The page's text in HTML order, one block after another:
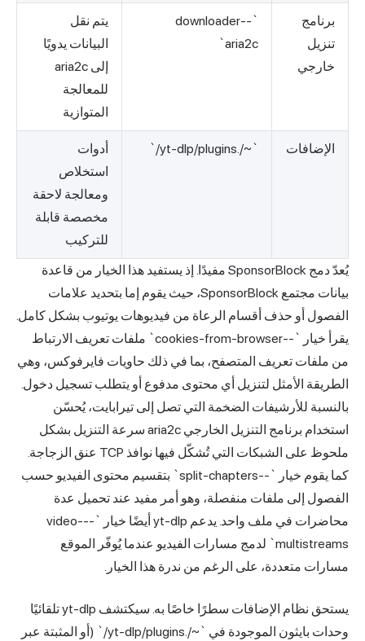
برنامج
تنزيل
خارجي
`--downloader
aria2c`
يتم نقل
البيانات يدويًا
إلى aria2c
للمعالجة
المتوازية
الإضافات `~/.yt-dlp/plugins/`
أدوات
استخلاص
ومعالجة لاحقة
مخصصة قابلة
للتركيب
يُعدّ دمج SponsorBlock مفيدًا. إذ يستفيد هذا الخيار من قاعدة
بيانات مجتمع SponsorBlock، حيث يقوم إما بتحديد علامات
الفصول أو حذف أقسام الرعاة من فيديوهات يوتيوب بشكل كامل.
يقرأ خيار `--cookies-from-browser` ملفات تعريف الارتباط
من ملفات تعريف المتصفح، بما في ذلك حاويات فايرفوكس، وهي
الطريقة الأمثل لتنزيل أي محتوى مدفوع أو يتطلب تسجيل دخول.
بالنسبة للأرشيفات الضخمة التي تصل إلى تيرابايت، يُحسّن
استخدام برنامج التنزيل الخارجي aria2c سرعة التنزيل بشكل
ملحوظ على الشبكات التي تُشكّل فيها نوافذ TCP عنق الزجاجة.
كما يقوم خيار `--split-chapters` بتقسيم محتوى الفيديو حسب
الفصول إلى ملفات منفصلة، وهو أمر مفيد عند تحميل عدة
محاضرات في ملف واحد. يدعم yt-dlp أيضًا خيار `--video-
multistreams` لدمج مسارات الفيديو عندما يُوفّر الموقع
مسارات متعددة، على الرغم من ندرة هذا الخيار.
يستحق نظام الإضافات سطرًا خاصًا به. سيكتشف yt-dlp تلقائيًا
وحدات بايثون الموجودة في `~/.yt-dlp/plugins/` (أو المثبتة عبر